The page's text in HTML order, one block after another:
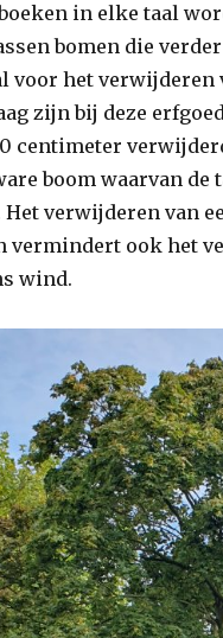
in elke taal
bomen die
voor het verwijderen
zijn bij deze
centimeter
boom waarvan
verwijderen van
vermindert ook het
wind.